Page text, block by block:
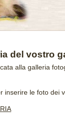
del vostro
alla galleria
inserire le foto dei